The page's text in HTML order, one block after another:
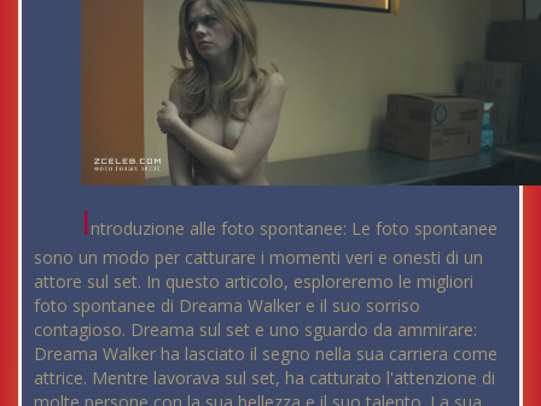
Introduzione alle foto spontanee: Le foto spontanee
sono un modo per catturare i momenti veri e onesti di un
attore sul set. In questo articolo, esploreremo le migliori
foto spontanee di Dreama Walker e il suo sorriso
contagioso. Dreama sul set e uno sguardo da ammirare:
Dreama Walker ha lasciato il segno nella sua carriera come
attrice. Mentre lavorava sul set, ha catturato l'attenzione di